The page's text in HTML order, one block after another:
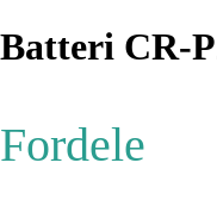
Batteri CR-
Fordele